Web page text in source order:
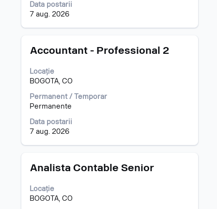
Utilizați
de
filă
vizualizarea
detaliilor
unui
Data postarii
7 aug. 2026
conținut
al
informațiilor
post.
Titlu
Accountant - Professional 2
Locație
BOGOTA, CO
Permanent / Temporar
Permanente
Data postarii
7 aug. 2026
Selectați
tasta
spațiu
a
vizualiza
conținut
al
informațiilor
post.
Titlu
Analista Contable Senior
Locație
BOGOTA, CO
Selectați
tasta
spațiu